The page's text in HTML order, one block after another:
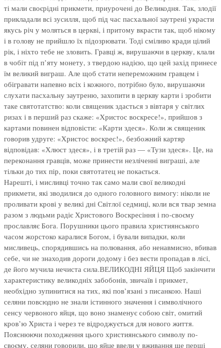
ті мали своєрідні прикмети, приурочені до Великодня. Так, злодії
прикладали всі зусилля, щоб під час пасхальної заутрені украсти
якусь річ у моляться в церкві, і притому вкрасти так, щоб нікому
і в голову не прийшло їх підозрювати. Тоді сміливо кради цілий
рік, і ніхто тебе не зловить. Гравці ж, вирушаючи в церкву, клали
в чобіт під п’яту монету, з твердою надією, що цей захід принесе
їм великий виграш. Але щоб стати непереможним гравцем і
обігравати напевно всіх і кожного, потрібно було, вирушаючи
слухати пасхальну заутреню, захопити в церкву карти і зробити
таке святотатство: коли священик здасться з вівтаря у світлих
ризах і в перший раз скаже: «Христос воскресе!», прийшов з
картами повинен відповісти: «Карти здеся». Коли ж священик
говорив удруге: «Христос воскрес!», безбожний картяр
відповідав: «Хлюст здеся», і в третій раз — «Тузи здеся». Це, на
переконання гравців, може принести незліченні виграші, але
тільки до тих пір, поки святотатец не покається.
Нарешті, і мисливці точно так само мали свої великодні
прикмети, які зводилися до одного головного вимогу: ніколи не
проливати крові у великі дні Світлої седмиці, коли вся твар земна
разом з людьми радіє Христового Воскресіння і по-своєму
прославляє Бога. Порушники цього правила християнського
часом жорстоко каралися Богом, і бували випадки, коли
мисливець, спорядившись на полювання, або ненавмисно, вбивав
себе, чи не знаходив дороги додому і без вести пропадав в лісі,
де його мучила нечиста сила.ВЕЛИКОДНІ ЯЙЦЯ Щоб закінчити
характеристику великодніх забобонів, звичаїв і прикмет,
необхідно зупинитися на тих, які пов’язані з писанкою. Наші
селяни повсюдно не знали істинного значення і символічного
сенсу червоного яйця, що воно знаменує собою світ, омитий
кров’ю Христа і через те відроджується для нового життя.
Пояснюючи походження цього християнського символу по-
своєму, селяни говорили, що яйце ввели у вживання ще перші